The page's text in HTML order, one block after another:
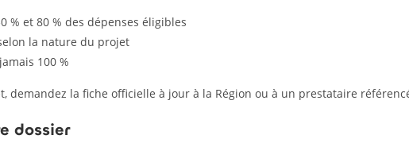
% et 80 % des dépenses éligibles
la nature du projet
100 %
demandez la fiche officielle à jour à la Région ou à un prestataire
dossier